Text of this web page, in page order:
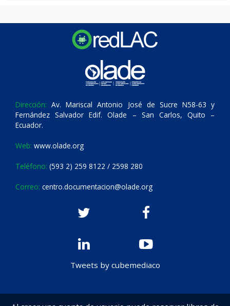
Dirección: Av. Mariscal Antonio José de Sucre N58-63 y
Fernández Salvador Edif. Olade – San Carlos, Quito –
Ecuador.
Web: www.olade.org
Teléfono: (593 2) 259 8122 / 2598 280
Correo: centro.documentacion@olade.org
Tweets by cubemediaco